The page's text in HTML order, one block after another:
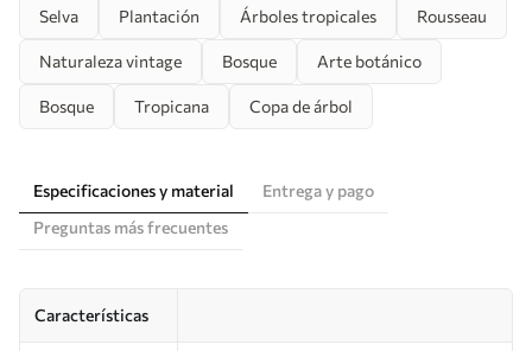
Selva Plantación Árboles tropicales Rousseau
Naturaleza vintage Bosque Arte botánico
Bosque Tropicana Copa de árbol
Especificaciones y material
Entrega y pago
Preguntas más frecuentes
Características